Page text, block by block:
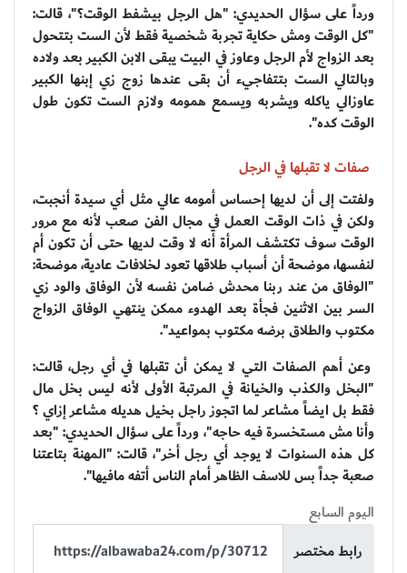
ورداً على سؤال الحديدي: "هل الرجل بيشفط الوقت؟"، قالت:
"كل الوقت ومش حكاية تجربة شخصية فقط لأن الست بتتحول
بعد الزواج لأم الرجل وعاوز في البيت يبقى الابن الكبير بعد ولاده
وبالتالي الست بتتفاجيء أن بقى عندها زوج زي إبنها الكبير
عاوزالي ياكله ويشربه ويسمع همومه ولازم الست تكون طول
الوقت كده".
صفات لا تقبلها في الرجل
ولفتت إلى أن لديها إحساس أمومه عالي مثل أي سيدة أنجبت،
ولكن في ذات الوقت العمل في مجال الفن صعب لأنه مع مرور
الوقت سوف تكتشف المرأة أنه لا وقت لديها حتى أن تكون أم
لنفسها، موضحة أن أسباب طلاقها تعود لخلافات عادية، موضحة:
"الوفاق من عند ربنا محدش ضامن نفسه لأن الوفاق والود زي
السر بين الاثنين فجأة بعد الهدوء ممكن ينتهي الوفاق الزواج
مكتوب والطلاق برضه مكتوب بمواعيد".
وعن أهم الصفات التي لا يمكن أن تقبلها في أي رجل، قالت:
"البخل والكذب والخيانة في المرتبة الأولى لأنه ليس بخل مال
فقط بل ايضاً مشاعر لما اتجوز راجل بخيل هديله مشاعر إزاي ؟
وأنا مش مستخسرة فيه حاجه"، ورداً على سؤال الحديدي: "بعد
كل هذه السنوات لا يوجد أي رجل أخر"، قالت: "المهنة بتاعتنا
صعبة جداً بس للاسف الظاهر أمام الناس أتفه مافيها".
اليوم السابع
رابط مختصر